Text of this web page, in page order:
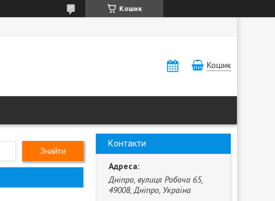
Кошик
Кошик
Знайти
Контакти
Дніпро, вулиця Робоча 65,
49008, Дніпро, Україна